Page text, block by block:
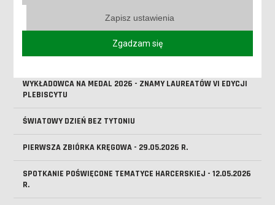
MOŻLIWOŚĆ WYPOŻYCZENIA LEŻAKÓW DLA STUDENTÓW I
WYKŁADOWCÓW
KOMUNIKAT JM REKTORA WS. DNIA REKTORSKIEGO
WYKŁADOWCA NA MEDAL 2026 - ZNAMY LAUREATÓW VI EDYCJI
PLEBISCYTU
ŚWIATOWY DZIEŃ BEZ TYTONIU
PIERWSZA ZBIÓRKA KRĘGOWA - 29.05.2026 R.
SPOTKANIE POŚWIĘCONE TEMATYCE HARCERSKIEJ - 12.05.2026
R.
Zapisz ustawienia
Zgadzam się